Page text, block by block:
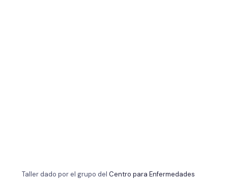
Taller dado por el grupo del Centro para Enfermedades